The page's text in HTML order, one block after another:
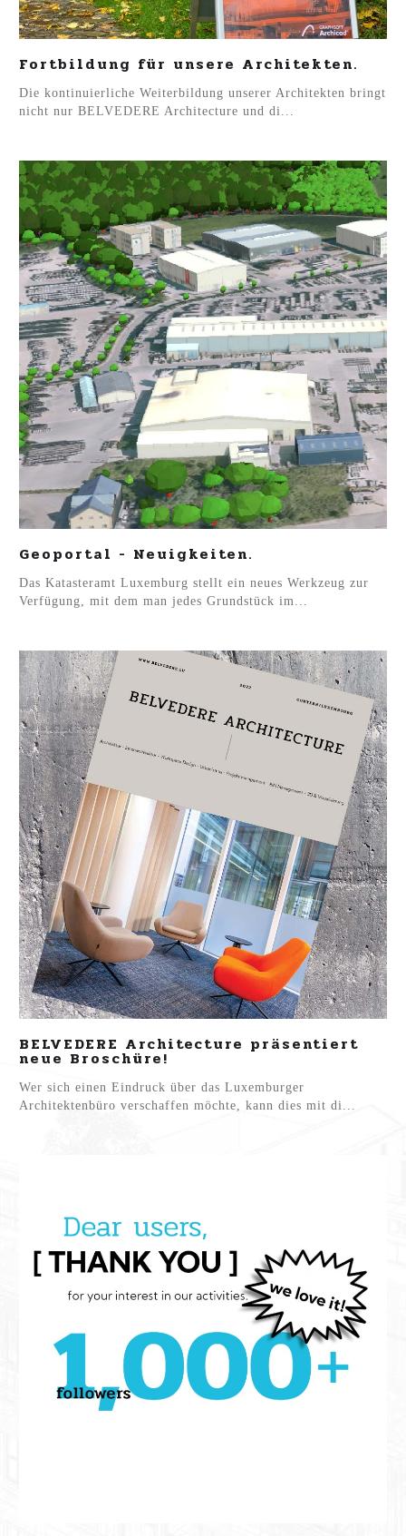
Fortbildung für unsere Architekten.
Die kontinuierliche Weiterbildung unserer Architekten bringt
nicht nur BELVEDERE Architecture und di...
Geoportal - Neuigkeiten.
Das Katasteramt Luxemburg stellt ein neues Werkzeug zur
Verfügung, mit dem man jedes Grundstück im...
BELVEDERE Architecture präsentiert
neue Broschüre!
Wer sich einen Eindruck über das Luxemburger
Architektenbüro verschaffen möchte, kann dies mit di...